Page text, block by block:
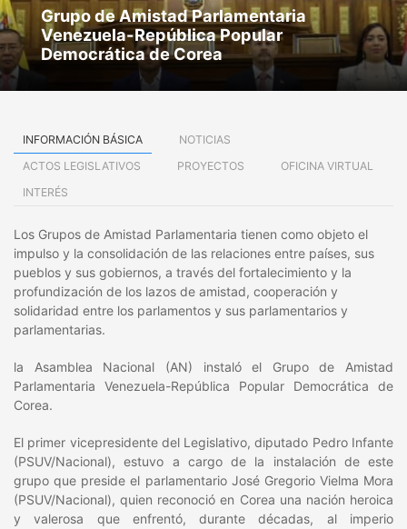
Grupo de Amistad Parlamentaria
Venezuela-República Popular
Democrática de Corea
INFORMACIÓN BÁSICA
NOTICIAS
ACTOS LEGISLATIVOS
PROYECTOS
OFICINA VIRTUAL
INTERÉS
Los Grupos de Amistad Parlamentaria tienen como objeto el
impulso y la consolidación de las relaciones entre países, sus
pueblos y sus gobiernos, a través del fortalecimiento y la
profundización de los lazos de amistad, cooperación y
solidaridad entre los parlamentos y sus parlamentarios y
parlamentarias.
la Asamblea Nacional (AN) instaló el Grupo de Amistad
Parlamentaria Venezuela-República Popular Democrática de
Corea.
El primer vicepresidente del Legislativo, diputado Pedro Infante
(PSUV/Nacional), estuvo a cargo de la instalación de este
grupo que preside el parlamentario José Gregorio Vielma Mora
(PSUV/Nacional), quien reconoció en Corea una nación heroica
y valerosa que enfrentó, durante décadas, al imperio